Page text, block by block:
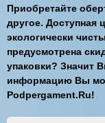
Приобретайте
другое. Доступная
экологически
предусмотрена
упаковки? Значит
информацию Вы
Podpergament.Ru!